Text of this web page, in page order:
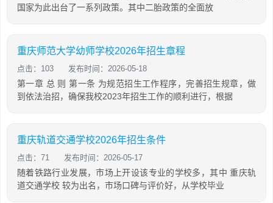
国家为此出台了一系列政策。其中二胎政策的全面放
重庆师范大学幼师学校2026年招生章程
点击：103 发布时间：2026-05-18
第一章 总 则 第一条 为规范招生工作程序，完善招生规章，做
到依法治招，确保我校2023年招生工作的顺利进行，根据
重庆轨道交通学校2026年招生条件
点击：71 发布时间：2026-05-17
随着铁路行业发展，市场上开设该专业的学校多，其中 重庆轨
道交通学校 较为出名，市场口碑与评价好，从学校毕业